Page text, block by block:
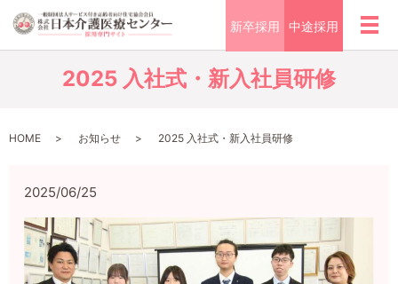
新卒採用 中途採用 メ
2025 入社式・新入社員研修
HOME お知らせ 2025 入社式・新入社員研修
2025/06/25